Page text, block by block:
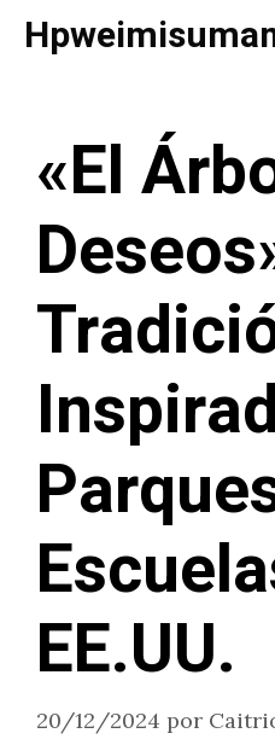
Saltar
«El
EE.UU.
20/12/2024 por